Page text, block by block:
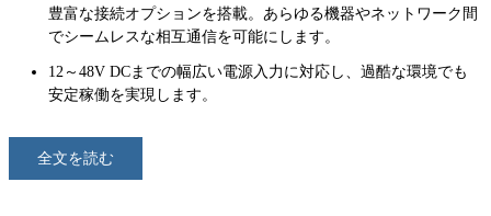
豊富な接続オプションを搭載。あらゆる機器やネットワーク間
でシームレスな相互通信を可能にします。
12～48V DCまでの幅広い電源入力に対応し、過酷な環境でも
安定稼働を実現します。
全文を読む